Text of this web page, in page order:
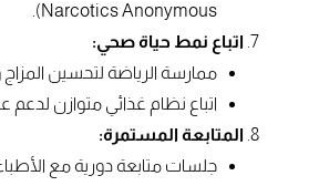
Narcotics Anonymous).
اتباع نمط حياة صحي:
ممارسة الرياضة لتحسين المزاج
اتباع نظام غذائي متوازن لدعم
المتابعة المستمرة:
جلسات متابعة دورية مع